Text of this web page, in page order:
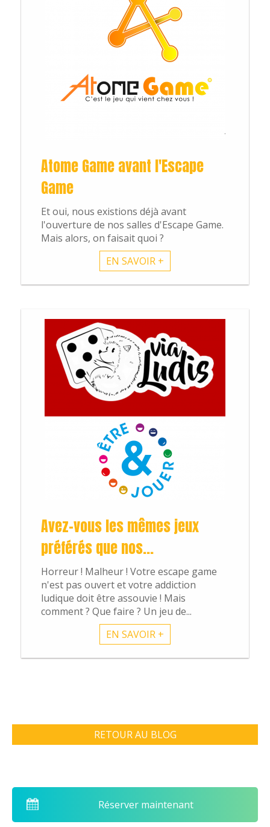
Atome Game avant l'Escape
Game
Et oui, nous existions déjà avant
l'ouverture de nos salles d'Escape Game.
Mais alors, on faisait quoi ?
EN SAVOIR +
Avez-vous les mêmes jeux
préférés que nos...
Horreur ! Malheur ! Votre escape game
n'est pas ouvert et votre addiction
ludique doit être assouvie ! Mais
comment ? Que faire ? Un jeu de...
EN SAVOIR +
RETOUR AU BLOG
Réserver maintenant